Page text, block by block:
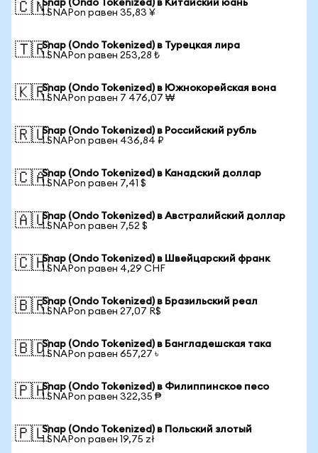
🇨🇳Snap (Ondo Tokenized) в Китайский юань
1 SNAPon равен 35,83 ¥
🇹🇷Snap (Ondo Tokenized) в Турецкая лира
1 SNAPon равен 253,28 ₺
🇰🇷Snap (Ondo Tokenized) в Южнокорейская вона
1 SNAPon равен 7 476,07 ₩
🇷🇺Snap (Ondo Tokenized) в Российский рубль
1 SNAPon равен 436,84 ₽
🇨🇦Snap (Ondo Tokenized) в Канадский доллар
1 SNAPon равен 7,41 $
🇦🇺Snap (Ondo Tokenized) в Австралийский доллар
1 SNAPon равен 7,52 $
🇨🇭Snap (Ondo Tokenized) в Швейцарский франк
1 SNAPon равен 4,29 CHF
🇧🇷Snap (Ondo Tokenized) в Бразильский реал
1 SNAPon равен 27,07 R$
🇧🇩Snap (Ondo Tokenized) в Бангладешская така
1 SNAPon равен 657,27 ৳
🇵🇭Snap (Ondo Tokenized) в Филиппинское песо
1 SNAPon равен 322,35 ₱
🇵🇱Snap (Ondo Tokenized) в Польский злотый
1 SNAPon равен 19,75 zł